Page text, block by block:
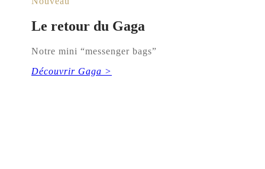
Le retour du Gaga
Notre mini “messenger bags”
Découvrir Gaga >